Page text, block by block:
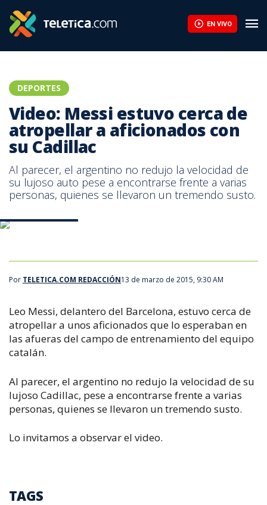
EN VIVO
DEPORTES
Video: Messi estuvo cerca de
atropellar a aficionados con
su Cadillac
Al parecer, el argentino no redujo la velocidad de
su lujoso auto pese a encontrarse frente a varias
personas, quienes se llevaron un tremendo susto.
Por TELETICA.COM REDACCIÓN13 de marzo de 2015, 9:30 AM
Leo Messi, delantero del Barcelona, estuvo cerca de
atropellar a unos aficionados que lo esperaban en
las afueras del campo de entrenamiento del equipo
catalán.
Al parecer, el argentino no redujo la velocidad de su
lujoso Cadillac, pese a encontrarse frente a varias
personas, quienes se llevaron un tremendo susto.
Lo invitamos a observar el video.
TAGS